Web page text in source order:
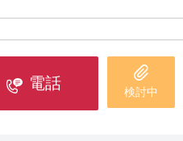
電話 検討中